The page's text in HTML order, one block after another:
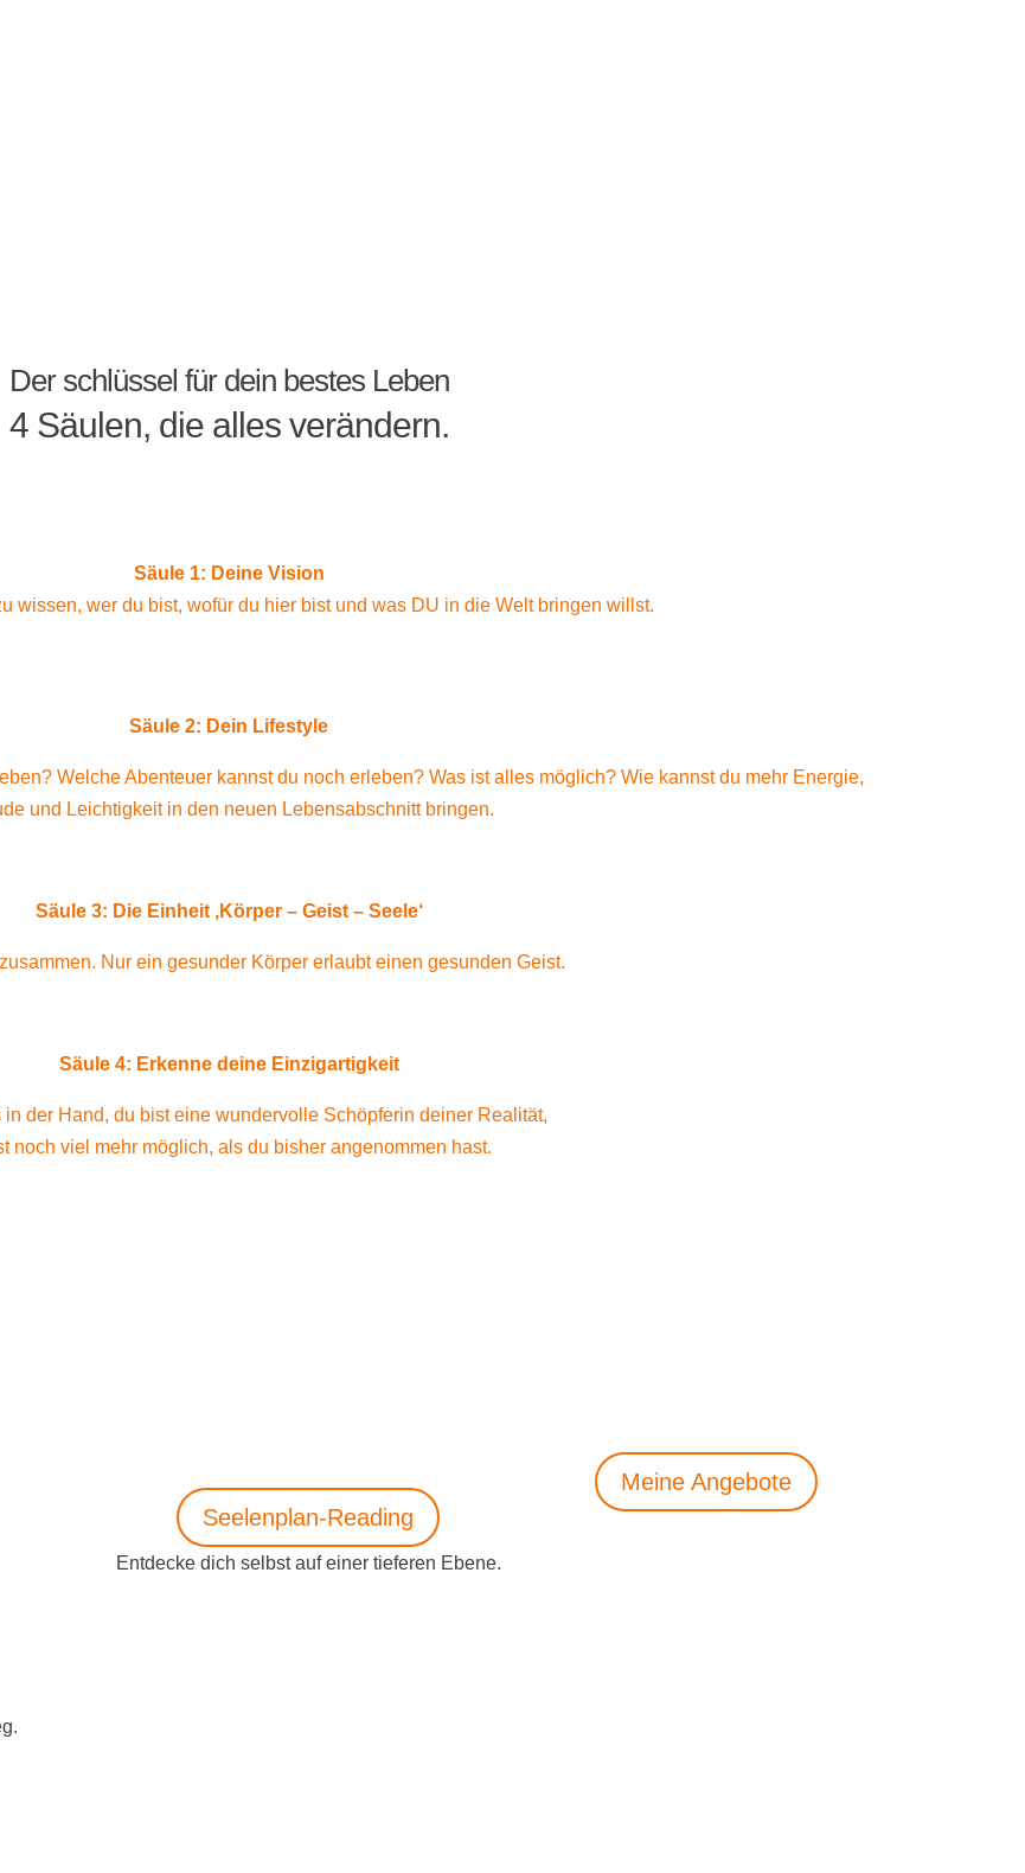
Der schlüssel für dein bestes Leben
4 Säulen, die alles verändern.
Säule 1: Deine Vision
wissen, wer du bist, wofür du hier bist und was DU in die Welt bringen willst.
Säule 2: Dein Lifestyle
Welche Abenteuer kannst du noch erleben? Was ist alles möglich? Wie kannst du mehr Energie,
und Leichtigkeit in den neuen Lebensabschnitt bringen.
Säule 3: Die Einheit ‚Körper – Geist – Seele‘
Nur ein gesunder Körper erlaubt einen gesunden Geist.
Säule 4: Erkenne deine Einzigartigkeit
in der Hand, du bist eine wundervolle Schöpferin deiner Realität,
noch viel mehr möglich, als du bisher angenommen hast.
Seelenplan-Reading
Entdecke dich selbst auf einer tieferen Ebene.
Meine Angebote